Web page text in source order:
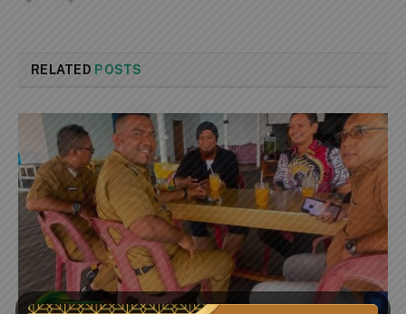
RELATED POSTS